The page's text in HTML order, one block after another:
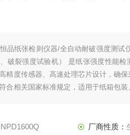
品纸张检则仪器/全自动耐破强度测试
破裂强度试验机） 是纸张强度性能检
精度传感器、高速处理芯片设计，确
合相关国家标准规定，适用于纸箱包
厂商性质：